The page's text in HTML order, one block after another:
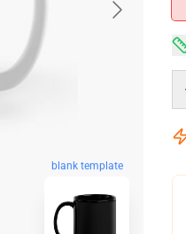
blank template